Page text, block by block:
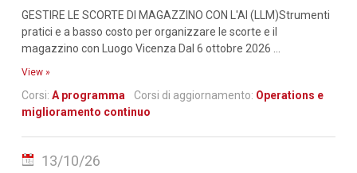
GESTIRE LE SCORTE DI MAGAZZINO CON L'AI (LLM)Strumenti
pratici e a basso costo per organizzare le scorte e il
magazzino con Luogo Vicenza Dal 6 ottobre 2026 ...
View »
Corsi: A programma Corsi di aggiornamento: Operations e
miglioramento continuo
13/10/26